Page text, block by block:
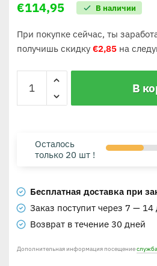
€114,95 В наличии
При покупке сейчас, ты
получишь скидку €2,85на
В
Осталось
только 20 шт !
Бесплатная доставка при
Заказ поступит через 7 — 14
Возврат в течение 30 дней
Дополнительная информация посещение